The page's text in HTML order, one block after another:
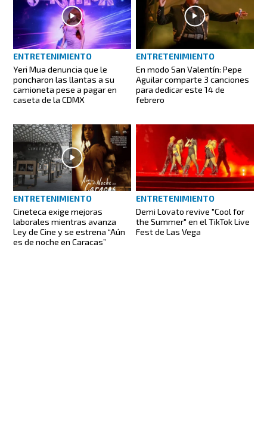
ENTRETENIMIENTO
Yeri Mua denuncia que le
poncharon las llantas a su
camioneta pese a pagar en
caseta de la CDMX
ENTRETENIMIENTO
En modo San Valentín: Pepe
Aguilar comparte 3 canciones
para dedicar este 14 de
febrero
ENTRETENIMIENTO
Cineteca exige mejoras
laborales mientras avanza
Ley de Cine y se estrena “Aún
es de noche en Caracas”
ENTRETENIMIENTO
Demi Lovato revive "Cool for
the Summer" en el TikTok Live
Fest de Las Vega